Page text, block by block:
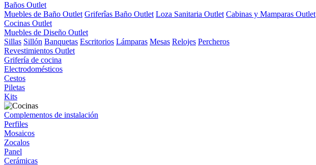
Baños Outlet
Muebles de Baño Outlet Griferîas Baño Outlet Loza Sanitaria Outlet Cabinas y Mamparas Outlet
Cocinas Outlet
Muebles de Diseño Outlet
Sillas Sillón Banquetas Escritorios Lámparas Mesas Relojes Percheros
Revestimientos Outlet
Grifería de cocina
Electrodomésticos
Cestos
Piletas
Kits
Complementos de instalación
Perfiles
Mosaicos
Zocalos
Panel
Cerámicas